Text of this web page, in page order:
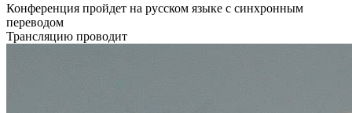
Конференция пройдет на русском языке с синхронным
переводом
Трансляцию проводит